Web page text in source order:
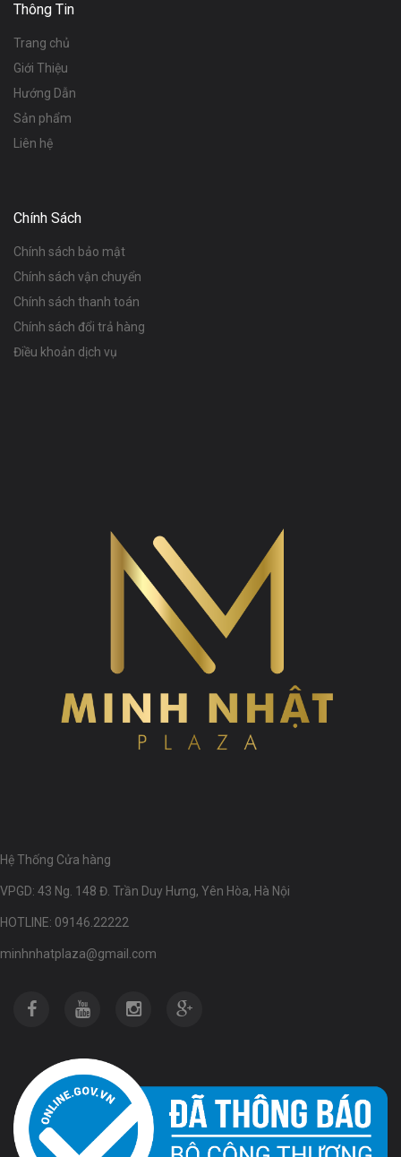
Thông Tin
Trang chủ
Giới Thiệu
Hướng Dẫn
Sản phẩm
Liên hệ
Chính Sách
Chính sách bảo mật
Chính sách vận chuyển
Chính sách thanh toán
Chính sách đổi trả hàng
Điều khoản dịch vụ
Hệ Thống Cửa hàng
VPGD: 43 Ng. 148 Đ. Trần Duy Hưng, Yên Hòa, Hà Nội
HOTLINE: 09146.22222
minhnhatplaza@gmail.com